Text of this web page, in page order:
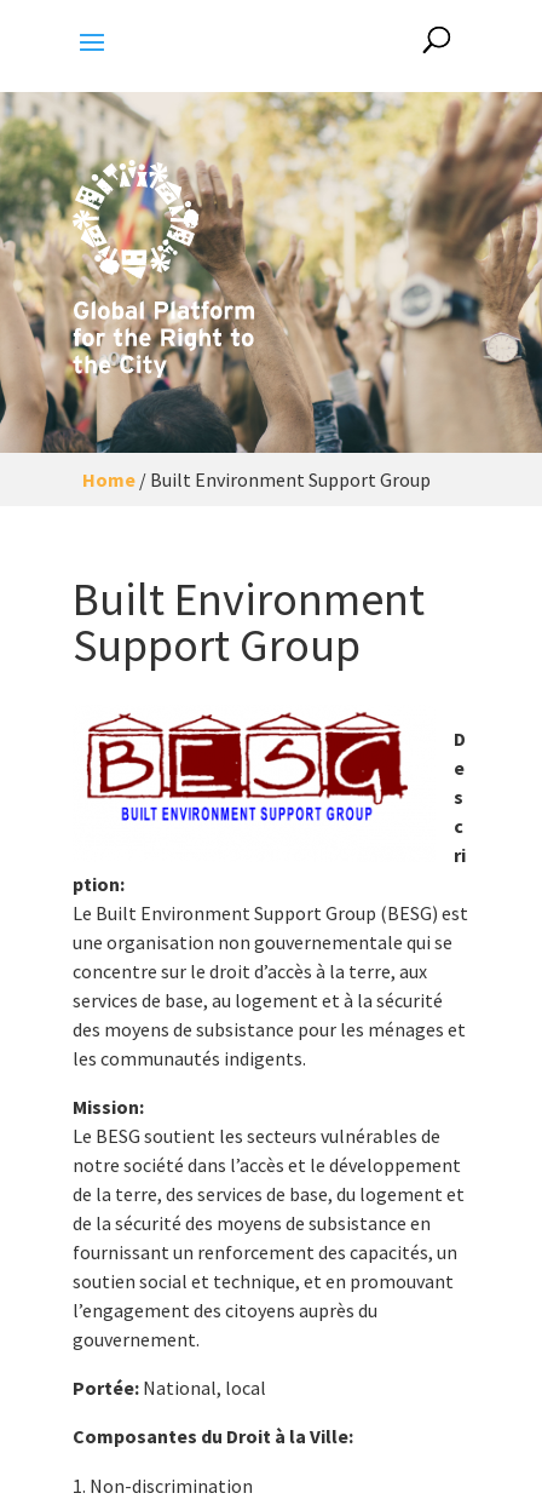
Home/ Built Environment Support Group
Built Environment
Support Group
D
e
s
c
ri
ption:
Le Built Environment Support Group (BESG) est
une organisation non gouvernementale qui se
concentre sur le droit d’accès à la terre, aux
services de base, au logement et à la sécurité
des moyens de subsistance pour les ménages et
les communautés indigents.
Mission:
Le BESG soutient les secteurs vulnérables de
notre société dans l’accès et le développement
de la terre, des services de base, du logement et
de la sécurité des moyens de subsistance en
fournissant un renforcement des capacités, un
soutien social et technique, et en promouvant
l’engagement des citoyens auprès du
gouvernement.
Portée:National, local
Composantes du Droit à la Ville:
Non-discrimination